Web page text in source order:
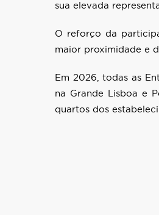
sua elevada
O reforço da
maior proximidade e
Em 2026, todas as
na Grande Lisboa e
quartos dos